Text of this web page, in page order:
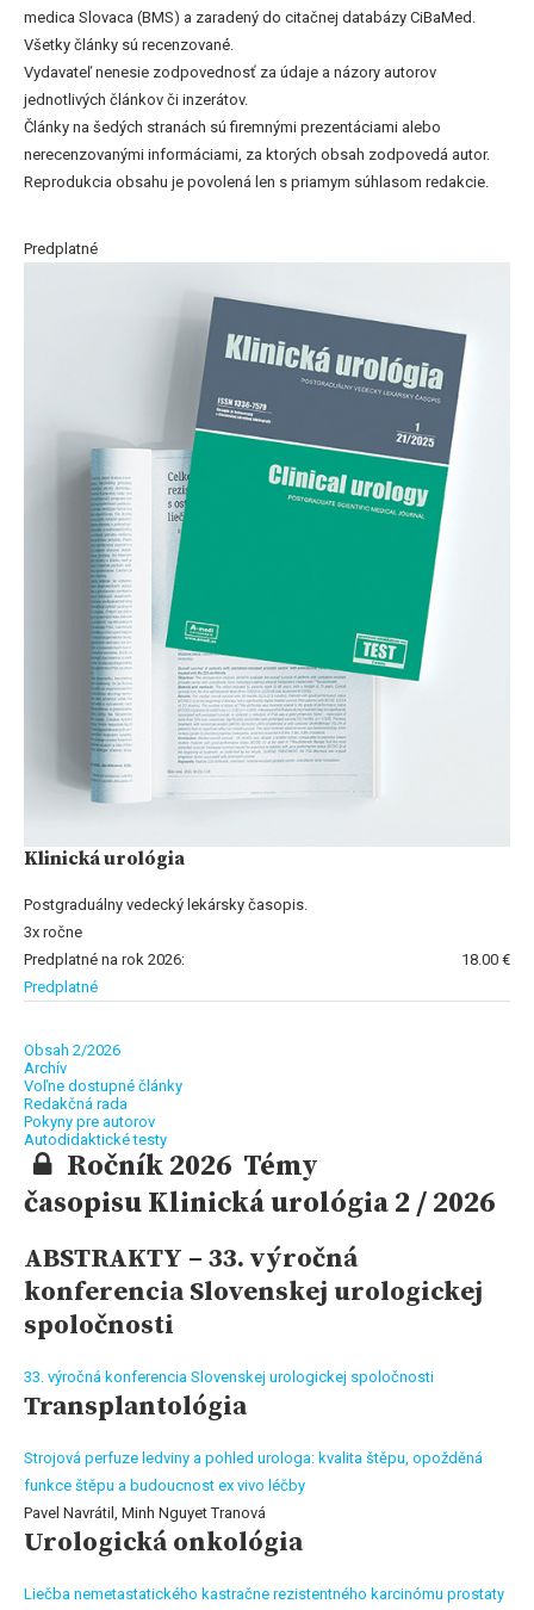
medica Slovaca (BMS) a zaradený do citačnej databázy CiBaMed.
Všetky články sú recenzované.
Vydavateľ nenesie zodpovednosť za údaje a názory autorov
jednotlivých článkov či inzerátov.
Články na šedých stranách sú firemnými prezentáciami alebo
nerecenzovanými informáciami, za ktorých obsah zodpovedá autor.
Reprodukcia obsahu je povolená len s priamym súhlasom redakcie.
Predplatné
Klinická urológia
Postgraduálny vedecký lekársky časopis.
3x ročne
Predplatné na rok 2026:
18.00 €
Predplatné
Obsah 2/2026
Archív
Voľne dostupné články
Redakčná rada
Pokyny pre autorov
Autodidaktické testy
Ročník 2026 Témy
časopisu Klinická urológia 2 / 2026
ABSTRAKTY – 33. výročná
konferencia Slovenskej urologickej
spoločnosti
33. výročná konferencia Slovenskej urologickej spoločnosti
Transplantológia
Strojová perfuze ledviny a pohled urologa: kvalita štěpu, opožděná
funkce štěpu a budoucnost ex vivo léčby
Pavel Navrátil, Minh Nguyet Tranová
Urologická onkológia
Liečba nemetastatického kastračne rezistentného karcinómu prostaty